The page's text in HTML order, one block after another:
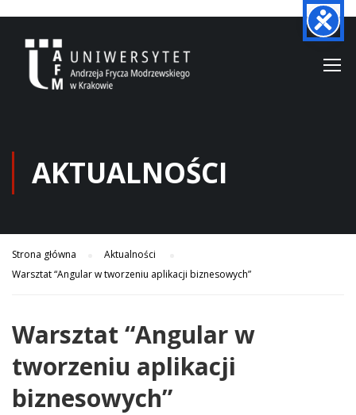
AKTUALNOŚCI
Strona główna
Aktualności
Warsztat “Angular w tworzeniu aplikacji biznesowych”
Warsztat “Angular w
tworzeniu aplikacji
biznesowych”